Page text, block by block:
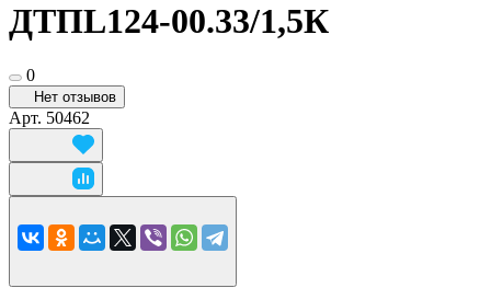
ДТПL124-00.33/1,5К
0
Нет отзывов
Арт. 50462